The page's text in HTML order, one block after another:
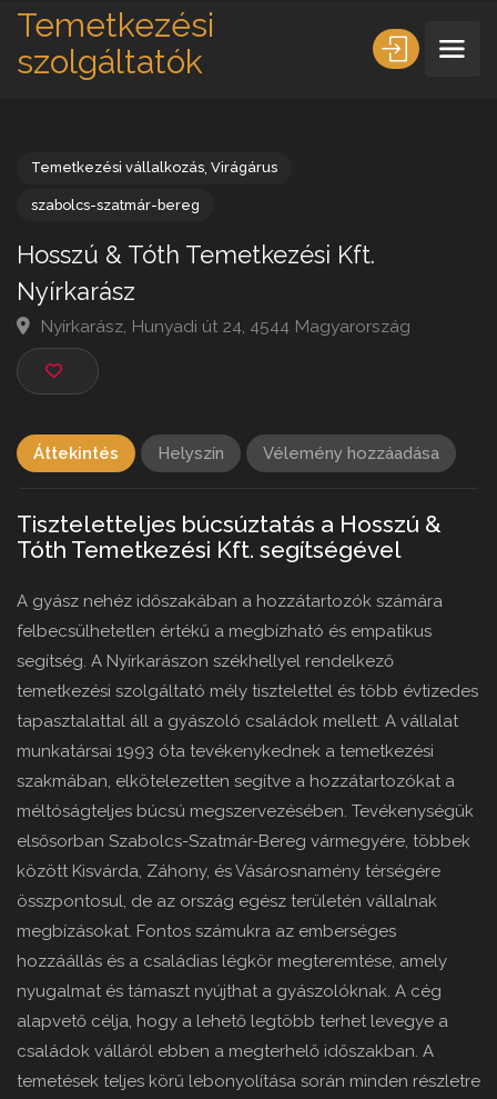
Temetkezési
szolgáltatók
Hosszú & Tóth Temetkezési Kft.
Nyírkarász
Nyírkarász, Hunyadi út 24, 4544 Magyarország
Áttekintés Helyszín Vélemény hozzáadása
Tiszteletteljes búcsúztatás a Hosszú &
Tóth Temetkezési Kft. segítségével
A gyász nehéz időszakában a hozzátartozók számára
felbecsülhetetlen értékű a megbízható és empatikus
segítség. A Nyírkarászon székhellyel rendelkező
temetkezési szolgáltató mély tisztelettel és több évtizedes
tapasztalattal áll a gyászoló családok mellett. A vállalat
munkatársai 1993 óta tevékenykednek a temetkezési
szakmában, elkötelezetten segítve a hozzátartozókat a
méltóságteljes búcsú megszervezésében. Tevékenységük
elsősorban Szabolcs-Szatmár-Bereg vármegyére, többek
között Kisvárda, Záhony, és Vásárosnamény térségére
összpontosul, de az ország egész területén vállalnak
megbízásokat. Fontos számukra az emberséges
hozzáállás és a családias légkör megteremtése, amely
nyugalmat és támaszt nyújthat a gyászolóknak. A cég
alapvető célja, hogy a lehető legtöbb terhet levegye a
családok válláról ebben a megterhelő időszakban. A
temetések teljes körű lebonyolítása során minden részletre